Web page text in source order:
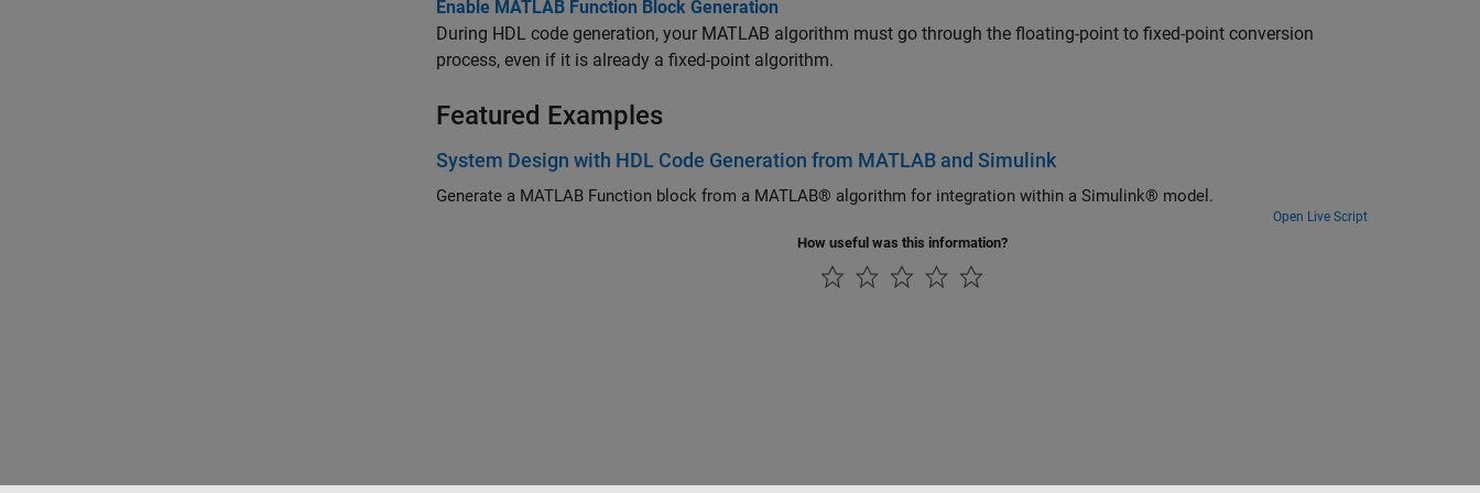
Enable MATLAB Function Block Generation
During HDL code generation, your MATLAB algorithm must go through the floating-point to fixed-point conversion
process, even if it is already a fixed-point algorithm.
Featured Examples
System Design with HDL Code Generation from MATLAB and Simulink
Generate a MATLAB Function block from a MATLAB® algorithm for integration within a Simulink® model.
Open Live Script
How useful was this information?